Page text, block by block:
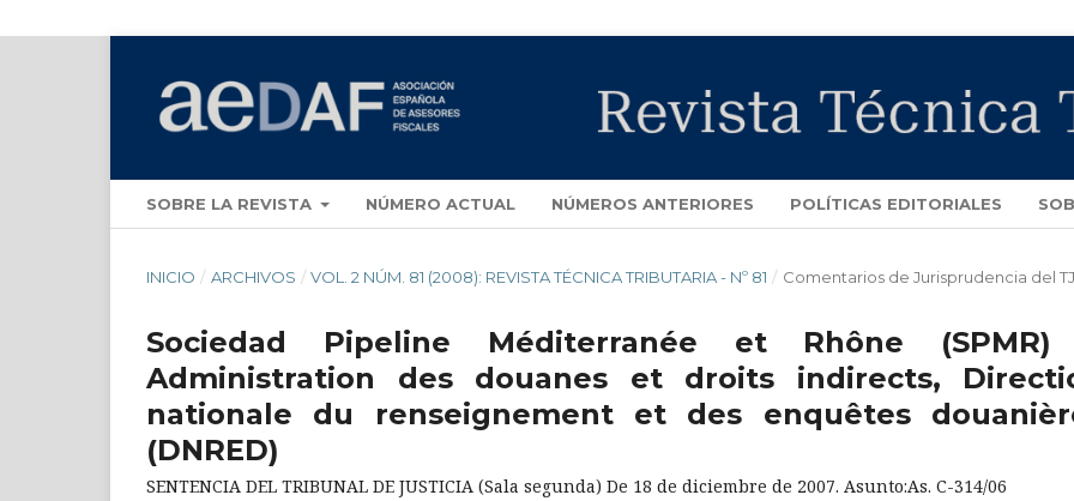
SOBRE LA REVISTA NÚMERO ACTUAL NÚMEROS ANTERIORES POLÍTICAS EDITORIALES
INICIO / ARCHIVOS / VOL. 2 NÚM. 81 (2008): REVISTA TÉCNICA TRIBUTARIA - Nº 81 / Comentarios de Jurisprudencia del
Sociedad Pipeline Méditerranée et Rhône
Administration des douanes et droits indirects,
nationale du renseignement et des enquêtes
(DNRED)
SENTENCIA DEL TRIBUNAL DE JUSTICIA (Sala segunda) De 18 de diciembre de 2007. Asunto:As. C-314/06